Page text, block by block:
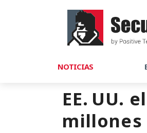
NOTICIAS
EE. UU.
millones